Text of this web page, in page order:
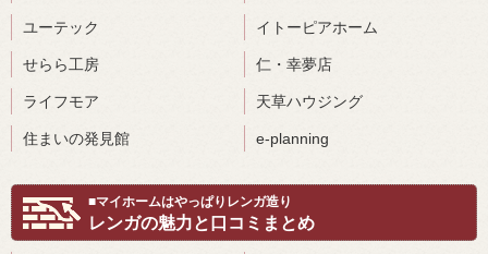
ユーテック イトーピアホーム
せらら工房 仁・幸夢店
ライフモア 天草ハウジング
住まいの発見館 e-planning
■マイホームはやっぱりレンガ造り
レンガの魅力と口コミまとめ